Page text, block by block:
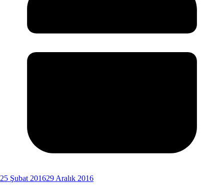
25 Şubat 201629 Aralık 2016